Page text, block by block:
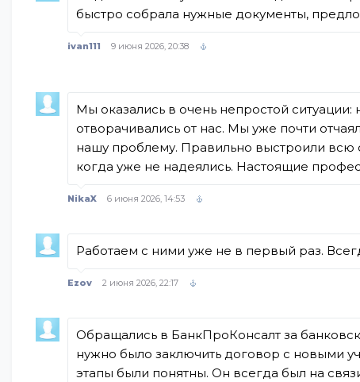
быстро собрала нужные документы,
ivan111 9 июня 2026, 20:38
Мы оказались в очень непростой
отворачивались от нас. Мы уже почти
нашу проблему. Правильно выстроили всю
когда уже не надеялись. Настоящие
NikaX 6 июня 2026, 14:53
Работаем с ними уже не в первый раз.
Ezov 2 июня 2026, 22:17
Обращались в БанкПроКонсалт за
нужно было заключить договор с новыми
этапы были понятны. Он всегда был на